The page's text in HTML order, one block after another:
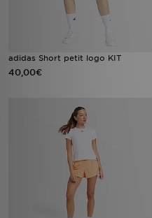
adidas Short petit logo KIT
40,00€